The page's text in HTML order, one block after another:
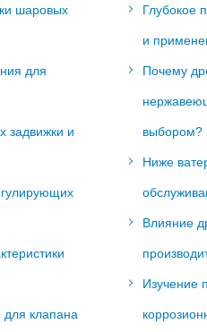
шаровых
для
задвижки и
клапана
Глубокое
и
Почему
выбором?
Ниже
Влияние
Изучение